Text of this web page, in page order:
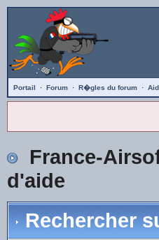
Portail · Forum · R�gles du forum ·
France-
d'aide
Rechercher